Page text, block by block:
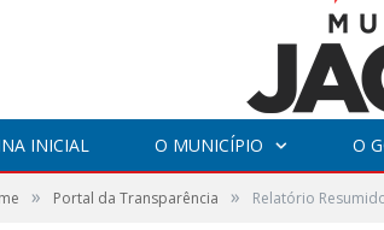
INICIAL O MUNICÍPIO O
» Portal da Transparência » Relatório